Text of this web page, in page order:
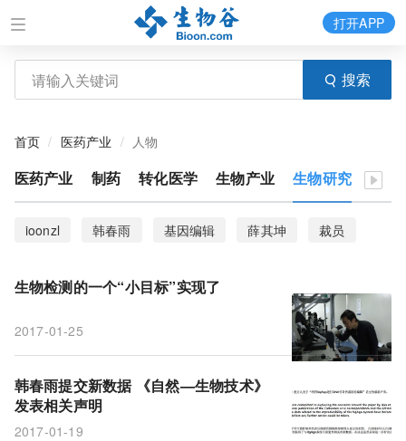
搜索
打开APP
首页 医药产业 人物
医药产业 制药 转化医学 生物产业 生物研究 医疗
ioonzl 韩春雨 基因编辑 薛其坤
裁员
声明
生物检测
高福院士
小目标
卢煜明
生物检测的一个“小目标”实现了
2017-01-25
韩春雨提交新数据 《自然—生物技术》
发表相关声明
2017-01-19